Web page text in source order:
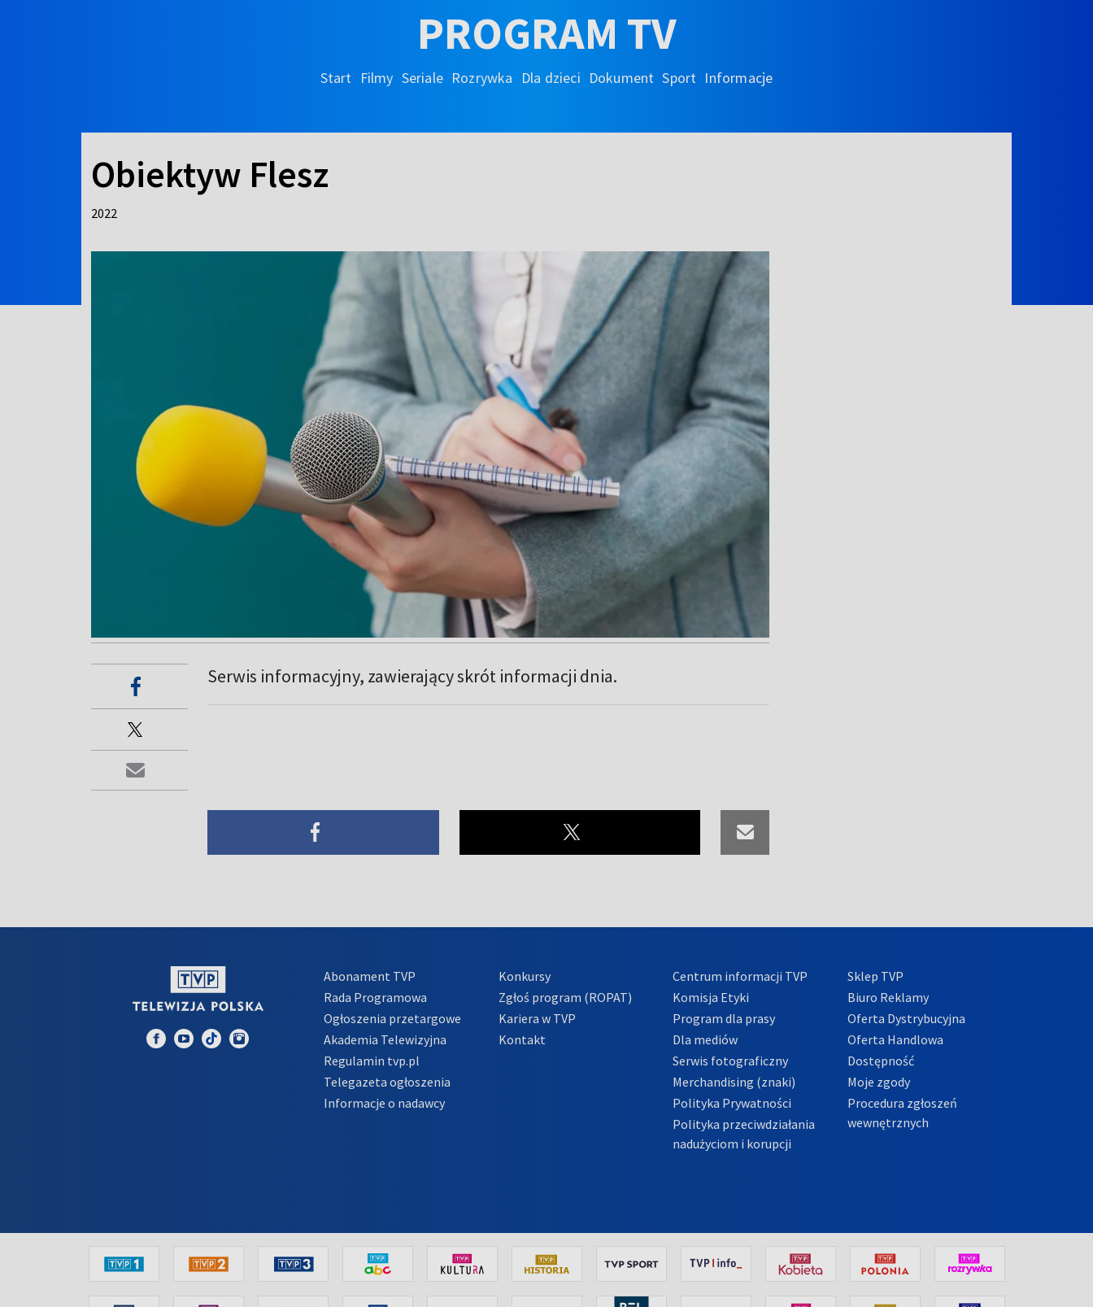
PROGRAM TV
Start Filmy Seriale Rozrywka Dla dzieci Dokument Sport Informacje
Obiektyw Flesz
2022
Serwis informacyjny, zawierający skrót informacji dnia.
Abonament TVP
Rada Programowa
Ogłoszenia przetargowe
Akademia Telewizyjna
Regulamin tvp.pl
Telegazeta ogłoszenia
Informacje o nadawcy
Konkursy
Zgłoś program (ROPAT)
Kariera w TVP
Kontakt
Centrum informacji TVP
Komisja Etyki
Program dla prasy
Dla mediów
Serwis fotograficzny
Merchandising (znaki)
Polityka Prywatności
Polityka przeciwdziałania
nadużyciom i korupcji
Sklep TVP
Biuro Reklamy
Oferta Dystrybucyjna
Oferta Handlowa
Dostępność
Moje zgody
Procedura zgłoszeń
wewnętrznych